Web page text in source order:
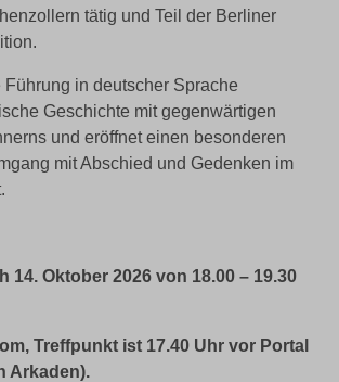
tätig und Teil der Berliner
Führung in deutscher Sprache
Geschichte mit gegenwärtigen
und eröffnet einen besonderen
mit Abschied und Gedenken im
14. Oktober 2026 von 18.00 – 19.30
Treffpunkt ist 17.40 Uhr vor Portal
Arkaden).